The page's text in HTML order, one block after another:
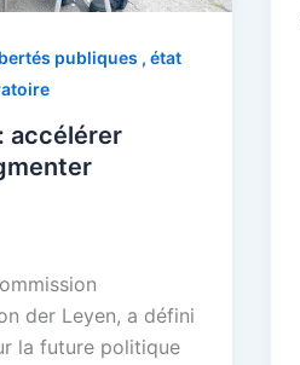
publiques , état
accélérer
der Leyen, a défini
la future politique